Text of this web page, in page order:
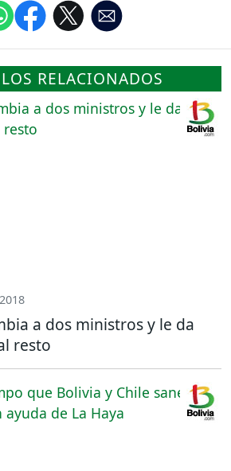
RELACIONADOS
a dos ministros y le da
resto